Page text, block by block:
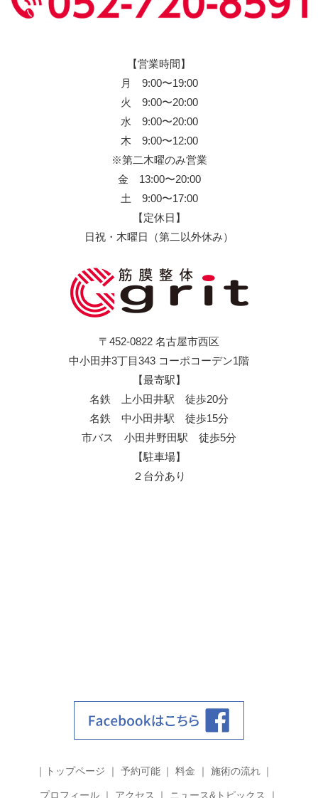
【営業時間】
月 9:00〜19:00
火 9:00〜20:00
水 9:00〜20:00
木 9:00〜12:00
※第二木曜のみ営業
金 13:00〜20:00
土 9:00〜17:00
【定休日】
日祝・木曜日（第二以外休み）
〒452-0822 名古屋市西区
中小田井3丁目343 コーポコーデン1階
【最寄駅】
名鉄 上小田井駅 徒歩20分
名鉄 中小田井駅 徒歩15分
市バス 小田井野田駅 徒歩5分
【駐車場】
２台分あり
トップページ 予約可能 料金 施術の流れ
プロフィール アクセス ニュース&トピックス